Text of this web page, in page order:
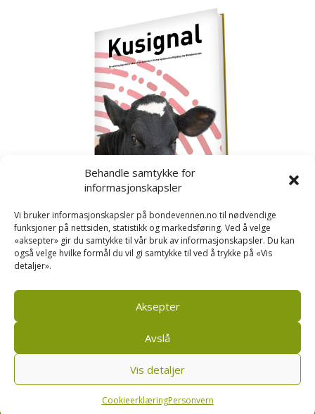
Behandle samtykke for
informasjonskapsler
Vi bruker informasjonskapsler på bondevennen.no til nødvendige
funksjoner på nettsiden, statistikk og markedsføring. Ved å velge
«aksepter» gir du samtykke til vår bruk av informasjonskapsler. Du kan
også velge hvilke formål du vil gi samtykke til ved å trykke på «Vis
detaljer».
Aksepter
Avslå
Vis detaljer
CookieerklæringPersonvern
Kusignal
Bondevennen SA, Pb 208, sentrum, 4001 Stavanger
Personvern og cookies regler